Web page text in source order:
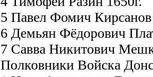
5 Павел Фомич Кирсанов
6 Демьян Фёдорович
7 Савва Никитович
Полковники Войска